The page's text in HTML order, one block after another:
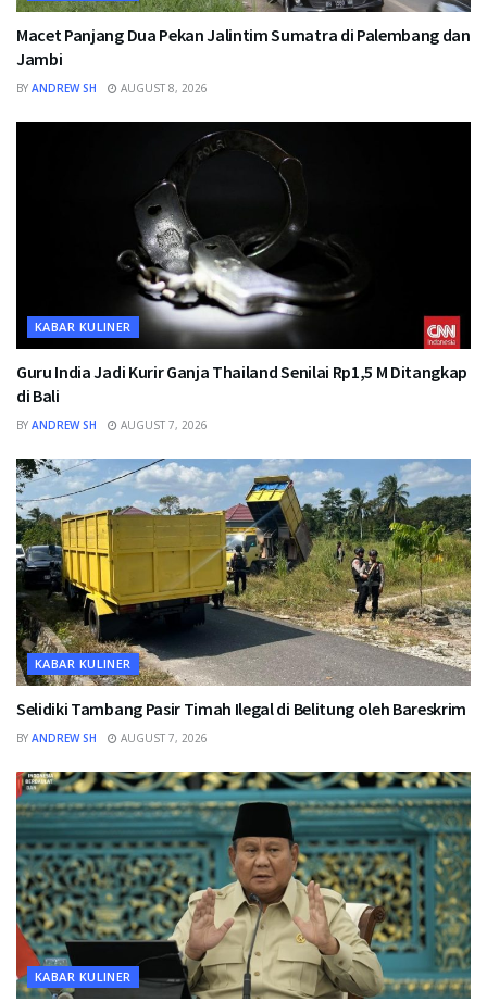
Macet Panjang Dua Pekan Jalintim Sumatra di Palembang dan
Jambi
BY ANDREW SH AUGUST 8, 2026
KABAR KULINER
Guru India Jadi Kurir Ganja Thailand Senilai Rp1,5 M Ditangkap
di Bali
BY ANDREW SH AUGUST 7, 2026
KABAR KULINER
Selidiki Tambang Pasir Timah Ilegal di Belitung oleh Bareskrim
BY ANDREW SH AUGUST 7, 2026
KABAR KULINER